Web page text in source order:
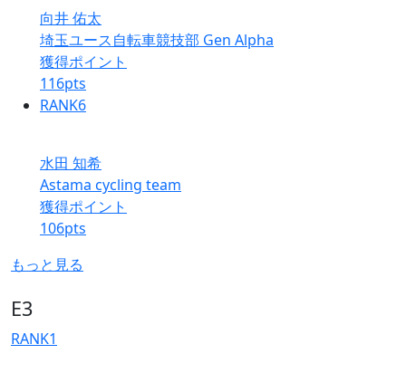
向井 佑太
埼玉ユース自転車競技部 Gen Alpha
獲得ポイント
116pts
RANK6
水田 知希
Astama cycling team
獲得ポイント
106pts
もっと見る
E3
RANK1